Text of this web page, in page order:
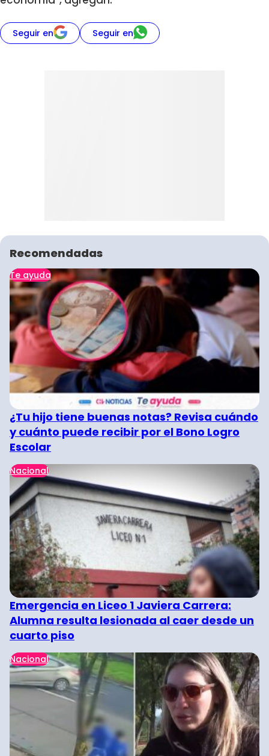
Seguir en Seguir en
Recomendadas
Te ayuda
¿Tu hijo tiene buenas notas? Revisa cuándo
y cuánto puede recibir por el Bono Logro
Escolar
Nacional
Emergencia en Liceo 1 Javiera Carrera:
Alumna resulta lesionada al caer desde un
cuarto piso
Nacional